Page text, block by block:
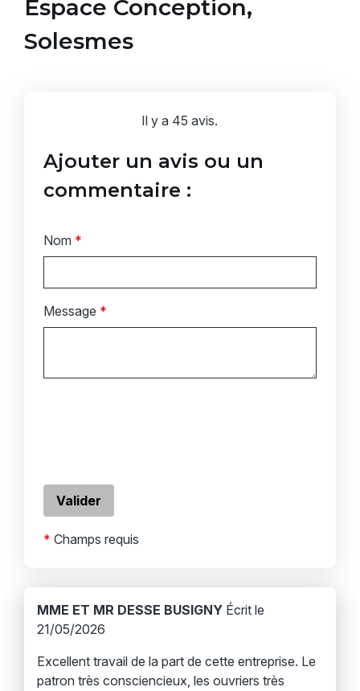
Espace Conception,
Solesmes
Il y a 45 avis.
Ajouter un avis ou un
commentaire :
Nom *
Message *
* Champs requis
MME ET MR DESSE BUSIGNY Écrit le
21/05/2026
Excellent travail de la part de cette entreprise. Le
patron très consciencieux, les ouvriers très